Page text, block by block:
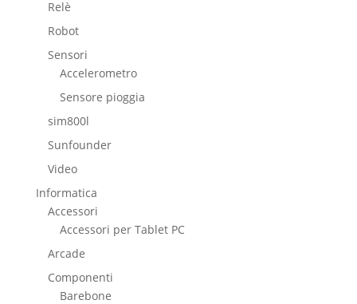
Relè
Robot
Sensori
Accelerometro
Sensore pioggia
sim800l
Sunfounder
Video
Informatica
Accessori
Accessori per Tablet PC
Arcade
Componenti
Barebone